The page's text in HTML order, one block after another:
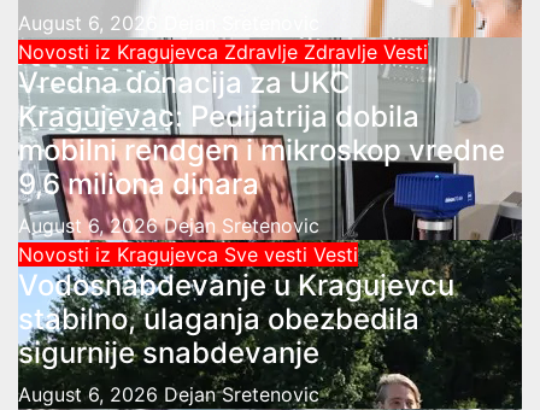
August 6, 2026
Novosti iz Kragujevca Zdravlje Zdravlje Vesti
Vredna donacija za UKC
Kragujevac: Pedijatrija dobila
mobilni rendgen i mikroskop vredne
9,6 miliona dinara
August 6, 2026Dejan Sretenovic
Novosti iz Kragujevca Sve vesti Vesti
Vodosnabdevanje u Kragujevcu
stabilno, ulaganja obezbedila
sigurnije snabdevanje
August 6, 2026 Dejan Sretenovic